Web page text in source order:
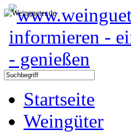
Startseite
Weingüter